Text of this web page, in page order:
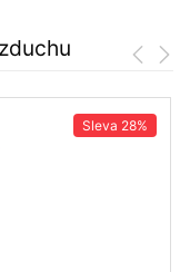
Sleva 28%